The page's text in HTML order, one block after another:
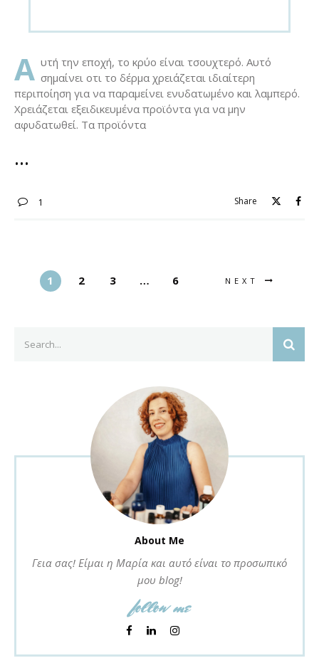
Α υτή την εποχή, το κρύο είναι τσουχτερό. Αυτό
σημαίνει οτι το δέρμα χρειάζεται ιδιαίτερη
περιποίηση για να παραμείνει ενυδατωμένο και λαμπερό.
Χρειάζεται εξειδικευμένα προϊόντα για να μην
αφυδατωθεί. Τα προϊόντα
1 Share
1 2 3 … 6 NEXT
for:
About Me
Γεια σας! Είμαι η Μαρία και αυτό είναι το προσωπικό
μου blog!
follow me